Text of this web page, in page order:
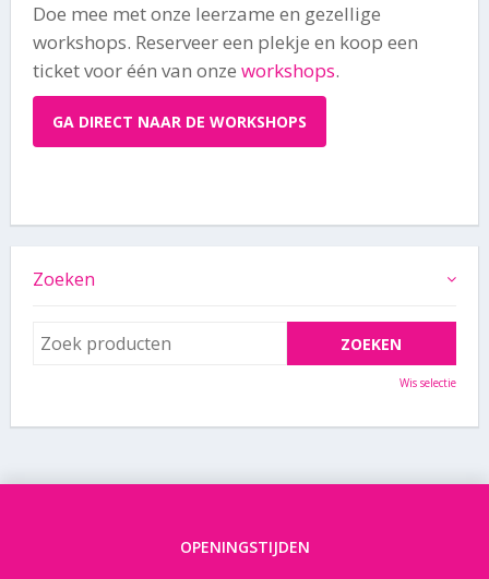
Doe mee met onze leerzame en gezellige
workshops. Reserveer een plekje en koop een
ticket voor één van onze workshops.
GA DIRECT NAAR DE WORKSHOPS
Zoeken
Wis selectie
OPENINGSTIJDEN